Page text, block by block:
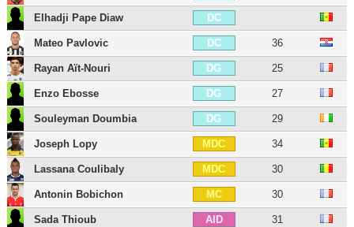
Elhadji Pape Diaw DC
Mateo Pavlovic DC 36
Rayan Aït-Nouri DG 25
Enzo Ebosse DG 27
Souleyman Doumbia DG 29
Joseph Lopy MDC 34
Lassana Coulibaly MDC 30
Antonin Bobichon MC 30
Sada Thioub AID 31